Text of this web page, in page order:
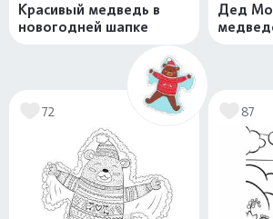
Красивый медведь в
новогодней шапке
Дед
72 87